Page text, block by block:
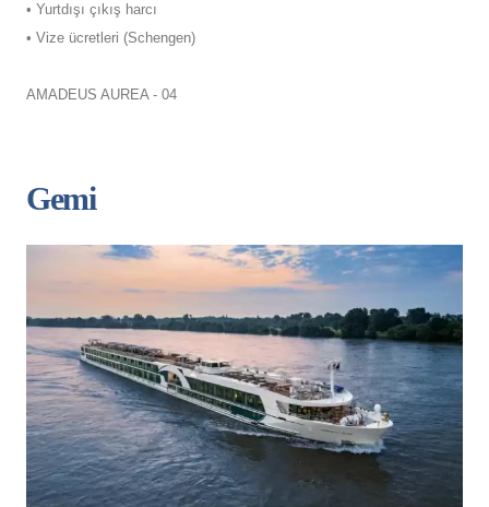
• Yurtdışı çıkış harcı
• Vize ücretleri (Schengen)
AMADEUS AUREA - 04
Gemi